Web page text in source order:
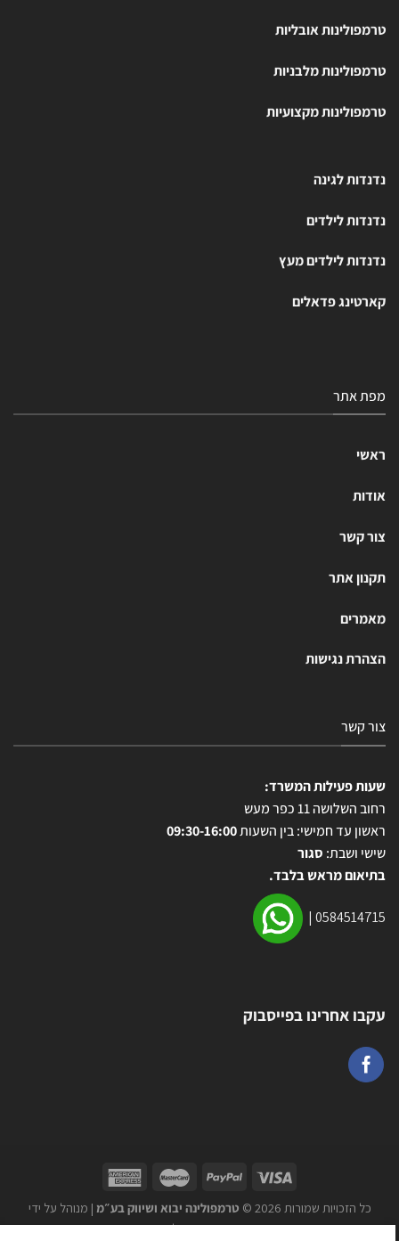
טרמפולינות אובליות
טרמפולינות מלבניות
טרמפולינות מקצועיות
נדנדות לגינה
נדנדות לילדים
נדנדות לילדים מעץ
קארטינג פדאלים
מפת אתר
ראשי
אודות
צור קשר
תקנון אתר
מאמרים
הצהרת נגישות
צור קשר
שעות פעילות המשרד:
רחוב השלושה 11 כפר מעש
ראשון עד חמישי: בין השעות09:30-16:00
שישי ושבת: סגור
בתיאום מראש בלבד.
0584514715
|
עקבו אחרינו בפייסבוק
כל הזכויות שמורות 2026 © טרמפולינה יבוא ושיווק בע״מ| מנוהל על ידי
WEmanage - ניהול אתרים